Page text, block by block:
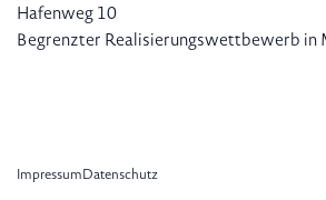
Hafenweg 10
Begrenzter Realisierungswettbewerb in
ImpressumDatenschutz